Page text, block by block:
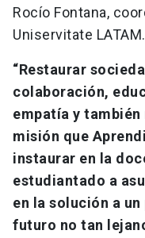
Rocío Fontana,
Uniservitate LATAM.
“Restaurar
colaboración,
empatía y
misión que
instaurar en la
estudiantado a
en la solución a
futuro no tan